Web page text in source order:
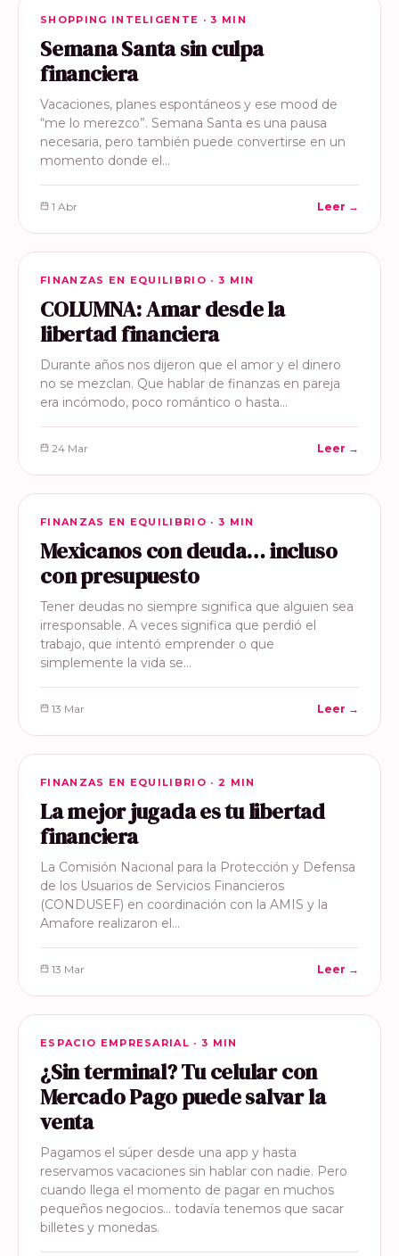
SHOPPING INTELIGENTE
SHOPPING INTELIGENTE · 3 MIN
Semana Santa sin culpa
financiera
Vacaciones, planes espontáneos y ese mood de
“me lo merezco”. Semana Santa es una pausa
necesaria, pero también puede convertirse en un
momento donde el…
1 Abr Leer →
FINANZAS EN EQUILIBRIO
FINANZAS EN EQUILIBRIO · 3 MIN
COLUMNA: Amar desde la
libertad financiera
Durante años nos dijeron que el amor y el dinero
no se mezclan. Que hablar de finanzas en pareja
era incómodo, poco romántico o hasta…
24 Mar Leer →
FINANZAS EN EQUILIBRIO
FINANZAS EN EQUILIBRIO · 3 MIN
Mexicanos con deuda… incluso
con presupuesto
Tener deudas no siempre significa que alguien sea
irresponsable. A veces significa que perdió el
trabajo, que intentó emprender o que
simplemente la vida se…
13 Mar Leer →
FINANZAS EN EQUILIBRIO
FINANZAS EN EQUILIBRIO · 2 MIN
La mejor jugada es tu libertad
financiera
La Comisión Nacional para la Protección y Defensa
de los Usuarios de Servicios Financieros
(CONDUSEF) en coordinación con la AMIS y la
Amafore realizaron el…
13 Mar Leer →
ESPACIO EMPRESARIAL
ESPACIO EMPRESARIAL · 3 MIN
¿Sin terminal? Tu celular con
Mercado Pago puede salvar la
venta
Pagamos el súper desde una app y hasta
reservamos vacaciones sin hablar con nadie. Pero
cuando llega el momento de pagar en muchos
pequeños negocios… todavía tenemos que sacar
billetes y monedas.